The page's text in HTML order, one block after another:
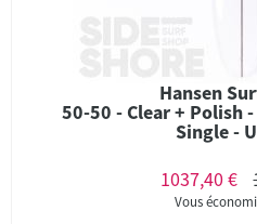
Hansen
50-50 - Clear + Polish
Single -
1037,40 €
Vous